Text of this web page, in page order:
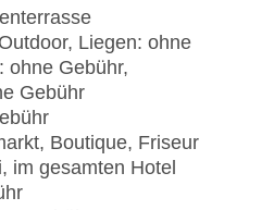
Liegen: ohne
ohne Gebühr,
Gebühr
Boutique, Friseur
im gesamten Hotel